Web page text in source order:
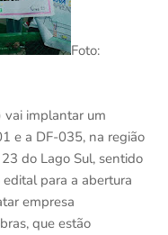
Foto:
vai implantar um
e a DF-035, na região
do Lago Sul, sentido
para a abertura
empresa
que estão